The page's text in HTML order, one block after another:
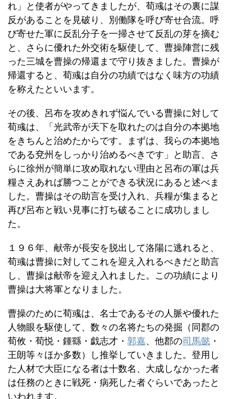
れ」と使者がやってきましたが、荀彧はその裏に謀
反があることを見破り、別働隊を呼び寄せ合流。呼
び寄せた軍に反乱分子を一掃させて反乱の芽を摘む
と、さらに優れた外交術を駆使して、曹操陣営に残
った三城を曹操の帰還まで守り抜きました。曹操が
帰還すると、荀彧は自分の功績ではなく味方の功績
を称えたといいます。
その後、呂布を攻めきれず悩んでいる曹操に対して
荀彧は、「光武帝が天下を取れたのは自分の本拠地
をきちんと治めたからです。まずは、我らの本拠地
である兗州をしっかり治めるべきです」と助言、さ
らに徐州が簡単に攻め取れない理由と呂布の軍は兵
糧さえあれば勝つことができる状況にあると述べま
した。曹操はその助言を受け入れ、兵糧が集まると
再び呂布と戦い見事に打ち破ることに成功しまし
た。
１９６年、献帝が長安を脱出して洛陽に逃れると、
荀彧は曹操に対してこれを迎え入れるべきだと助言
し、曹操は献帝を迎え入れました。この功績により
曹操は大将軍となりました。
曹操のために荀彧は、名士であるその人脈や優れた
人物眼を駆使して、数々の名将たちの発掘（同郡の
荀攸・荀悦・鍾繇・戯志才・ 郭嘉、他郡の司馬懿 ・
王朗等々ほか多数）し推挙していきました。登用し
た人材で大臣になる者は十数名、大成しなかった者
は任務のときに戦死・病死した者ぐらいであったと
いわれます。